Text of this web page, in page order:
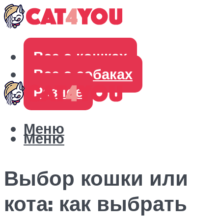
Все о кошках
Все о собаках
Разное
Меню
Меню
Выбор кошки или
кота: как выбрать